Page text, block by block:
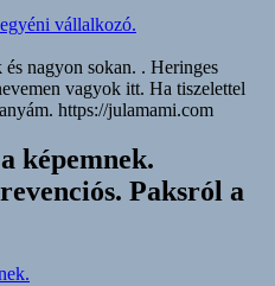
nagyon sokan. . Heringes
vagyok itt. Ha tiszelettel
https://julamami.com
képemnek.
Paksról a